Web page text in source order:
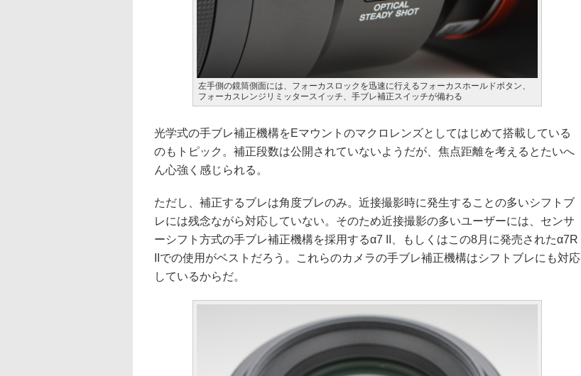
左手側の鏡筒側面には、フォーカスロックを迅速に行えるフォーカスホールドボタン、
フォーカスレンジリミッタースイッチ、手ブレ補正スイッチが備わる
光学式の手ブレ補正機構をEマウントのマクロレンズとしてはじめて搭載している
のもトピック。補正段数は公開されていないようだが、焦点距離を考えるとたいへ
ん心強く感じられる。
ただし、補正するブレは角度ブレのみ。近接撮影時に発生することの多いシフトブ
レには残念ながら対応していない。そのため近接撮影の多いユーザーには、センサ
ーシフト方式の手ブレ補正機構を採用するα7 II、もしくはこの8月に発売されたα7R
IIでの使用がベストだろう。これらのカメラの手ブレ補正機構はシフトブレにも対応
しているからだ。